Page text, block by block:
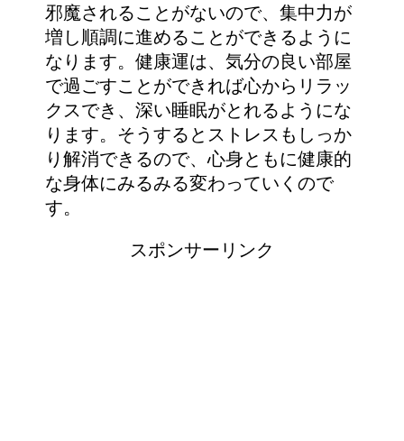
邪魔されることがないので、集中力が
増し順調に進めることができるように
なります。健康運は、気分の良い部屋
で過ごすことができれば心からリラッ
クスでき、深い睡眠がとれるようにな
ります。そうするとストレスもしっか
り解消できるので、心身ともに健康的
な身体にみるみる変わっていくので
す。
スポンサーリンク